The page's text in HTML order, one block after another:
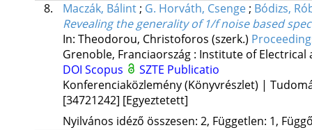
8.
Maczák, Bálint; G. Horváth, Csenge; Bódizs,
Revealing the generality of 1/f noise based
In: Theodorou, Christoforos (szerk.)
Grenoble, Franciaország : Institute of Electrical
DOI Scopus
SZTE Publicatio
Konferenciaközlemény (Könyvrészlet) |
[34721242] [Egyeztetett]
Nyilvános idéző összesen: 2, Független: 1,